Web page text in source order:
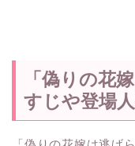
「偽りの花
すじや登場